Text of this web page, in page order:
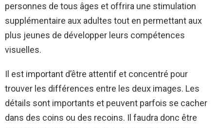
personnes de tous âges et offrira une stimulation
supplémentaire aux adultes tout en permettant aux
plus jeunes de développer leurs compétences
visuelles.
Il est important d’être attentif et concentré pour
trouver les différences entre les deux images. Les
détails sont importants et peuvent parfois se cacher
dans des coins ou des recoins. Il faudra donc être